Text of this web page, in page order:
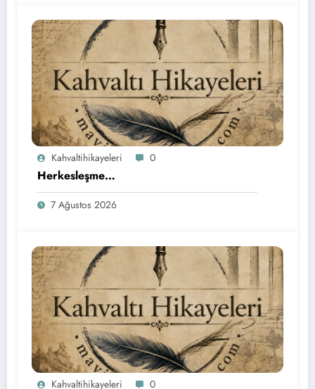
Kahvaltihikayeleri 0
Herkesleşme…
7 Ağustos 2026
Kahvaltihikayeleri 0